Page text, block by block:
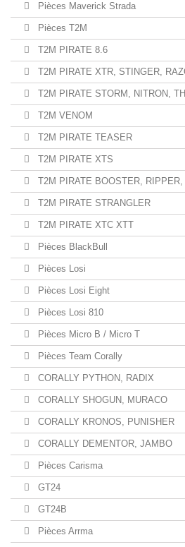
Pièces Maverick Strada
Pièces T2M
T2M PIRATE 8.6
T2M PIRATE XTR, STINGER,
T2M PIRATE STORM, NITRON,
T2M VENOM
T2M PIRATE TEASER
T2M PIRATE XTS
T2M PIRATE BOOSTER,
T2M PIRATE STRANGLER
T2M PIRATE XTC XTT
Pièces BlackBull
Pièces Losi
Pièces Losi Eight
Pièces Losi 810
Pièces Micro B / Micro T
Pièces Team Corally
CORALLY PYTHON, RADIX
CORALLY SHOGUN, MURACO
CORALLY KRONOS, PUNISHER
CORALLY DEMENTOR, JAMBO
Pièces Carisma
GT24
GT24B
Pièces Arrma